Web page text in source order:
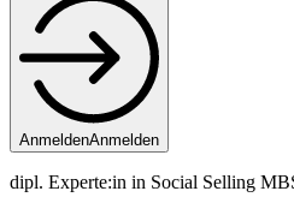
AnmeldenAnmelden
dipl. Experte:in in Social Selling